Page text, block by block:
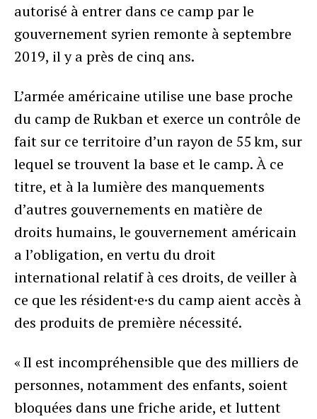
autorisé à entrer dans ce camp par le
gouvernement syrien remonte à septembre
2019, il y a près de cinq ans.
L’armée américaine utilise une base proche
du camp de Rukban et exerce un contrôle de
fait sur ce territoire d’un rayon de 55 km, sur
lequel se trouvent la base et le camp. À ce
titre, et à la lumière des manquements
d’autres gouvernements en matière de
droits humains, le gouvernement américain
a l’obligation, en vertu du droit
international relatif à ces droits, de veiller à
ce que les résident·e·s du camp aient accès à
des produits de première nécessité.
« Il est incompréhensible que des milliers de
personnes, notamment des enfants, soient
bloquées dans une friche aride, et luttent